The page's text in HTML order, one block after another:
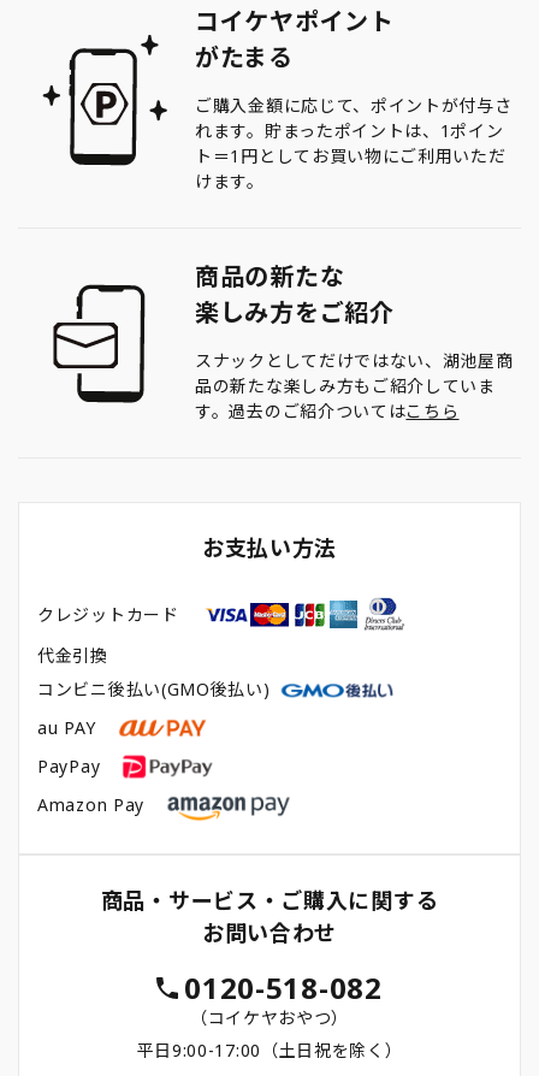
コイケヤポイント
がたまる
ご購入金額に応じて、ポイントが付与さ
れます。貯まったポイントは、1ポイン
ト＝1円としてお買い物にご利用いただ
けます。
商品の新たな
楽しみ方をご紹介
スナックとしてだけではない、湖池屋商
品の新たな楽しみ方もご紹介していま
す。過去のご紹介ついてはこちら
お支払い方法
クレジットカード
代金引換
コンビニ後払い(GMO後払い)
au PAY
PayPay
Amazon Pay
商品・サービス・ご購入に関する
お問い合わせ
0120-518-082
（コイケヤおやつ）
平日9:00-17:00（土日祝を除く）